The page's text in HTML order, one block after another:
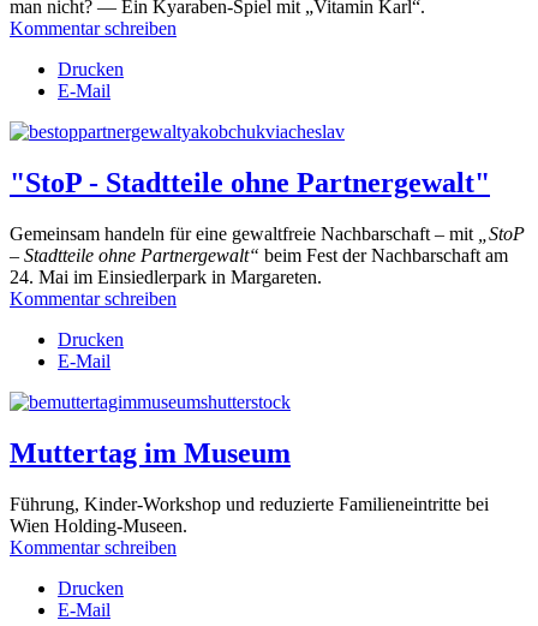
man nicht? ― Ein Kyaraben-Spiel mit „Vitamin Karl“.
Kommentar schreiben
Drucken
E-Mail
"StoP - Stadtteile ohne Partnergewalt"
Gemeinsam handeln für eine gewaltfreie Nachbarschaft – mit
„StoP
– Stadtteile ohne Partnergewalt“ beim Fest der Nachbarschaft am
24. Mai im Einsiedlerpark in Margareten.
Kommentar schreiben
Drucken
E-Mail
Muttertag im Museum
Führung, Kinder-Workshop und reduzierte Familieneintritte bei
Wien Holding-Museen.
Kommentar schreiben
Drucken
E-Mail